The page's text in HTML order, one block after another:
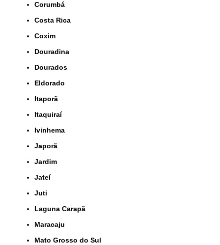
Corumbá
Costa Rica
Coxim
Douradina
Dourados
Eldorado
Itaporã
Itaquiraí
Ivinhema
Japorã
Jardim
Jateí
Juti
Laguna Carapã
Maracaju
Mato Grosso do Sul